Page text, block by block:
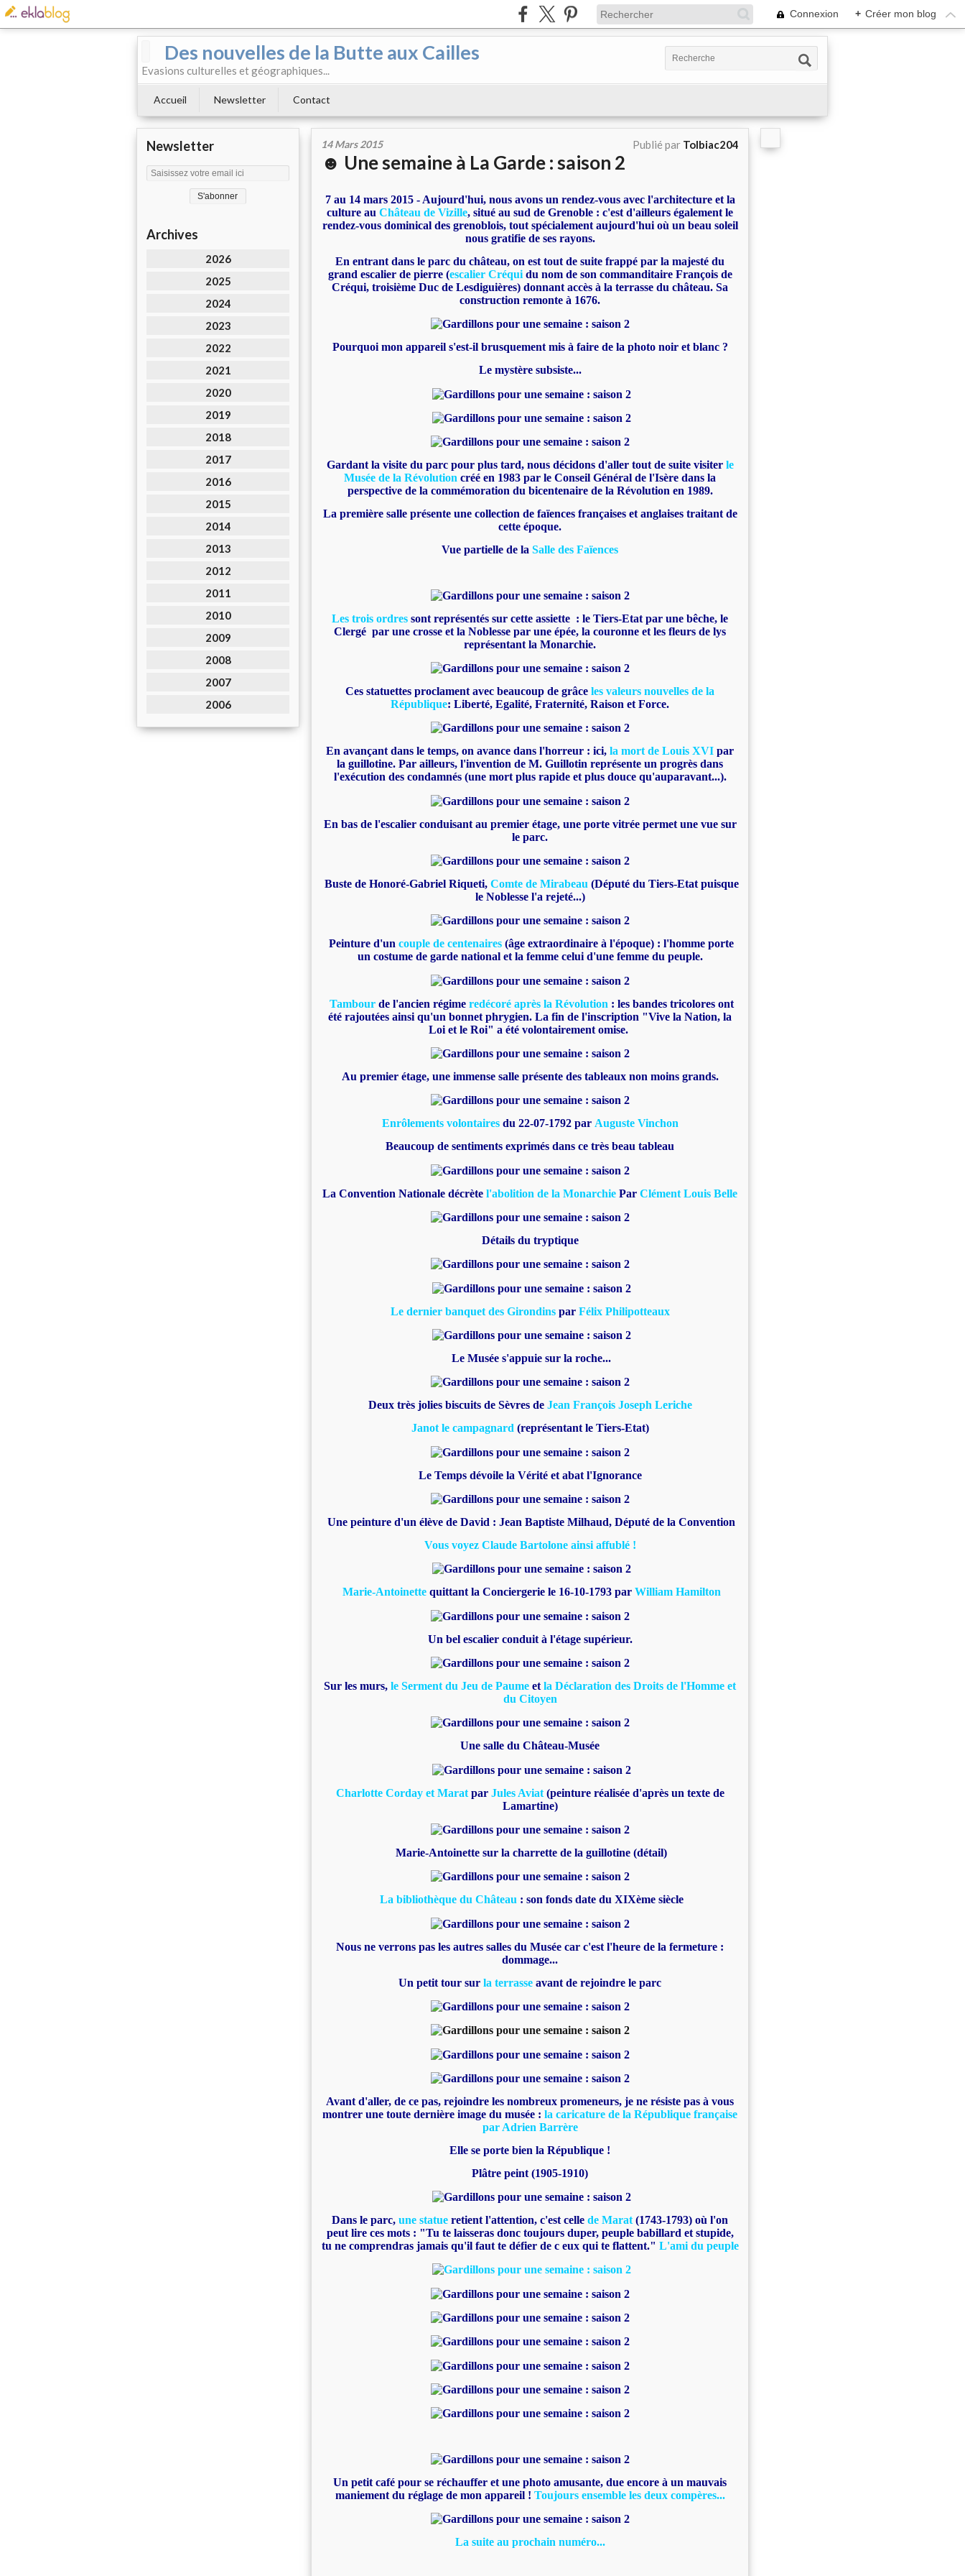
Connexion + Créer mon blog
Des nouvelles de la Butte aux Cailles
Evasions culturelles et géographiques...
Accueil Newsletter Contact
Newsletter
Archives
2026
2025
2024
2023
2022
2021
2020
2019
2018
2017
2016
2015
2014
2013
2012
2011
2010
2009
2008
2007
2006
14 Mars 2015 Publié par Tolbiac204
☻ Une semaine à La Garde : saison 2
7 au 14 mars 2015 - Aujourd'hui, nous avons un rendez-vous avec l'architecture et la
culture au Château de Vizille, situé au sud de Grenoble : c'est d'ailleurs également le
rendez-vous dominical des grenoblois, tout spécialement aujourd'hui où un beau soleil
nous gratifie de ses rayons.
En entrant dans le parc du château, on est tout de suite frappé par la majesté du
grand escalier de pierre (escalier Créquidu nom de son commanditaire François de
Créqui, troisième Duc de Lesdiguières) donnant accès à la terrasse du château. Sa
construction remonte à 1676.
Pourquoi mon appareil s'est-il brusquement mis à faire de la photo noir et blanc ?
Le mystère subsiste...
Gardant la visite du parc pour plus tard, nous décidons d'aller tout de suite visiter le
Musée de la Révolution créé en 1983 par le Conseil Général de l'Isère dans la
perspective de la commémoration du bicentenaire de la Révolution en 1989.
La première salle présente une collection de faïences françaises et anglaises traitant de
cette époque.
Vue partielle de la Salle des Faïences
Les trois ordres sont représentés sur cette assiette : le Tiers-Etat par une bêche, le
Clergé par une crosse et la Noblesse par une épée, la couronne et les fleurs de lys
représentant la Monarchie.
Ces statuettes proclament avec beaucoup de grâce les valeurs nouvelles de la
République: Liberté, Egalité, Fraternité, Raison et Force.
En avançant dans le temps, on avance dans l'horreur : ici, la mort de Louis XVI par
la guillotine. Par ailleurs, l'invention de M. Guillotin représente un progrès dans
l'exécution des condamnés (une mort plus rapide et plus douce qu'auparavant...).
En bas de l'escalier conduisant au premier étage, une porte vitrée permet une vue sur
le parc.
Buste de Honoré-Gabriel Riqueti, Comte de Mirabeau (Député du Tiers-Etat puisque
le Noblesse l'a rejeté...)
Peinture d'un couple de centenaires (âge extraordinaire à l'époque) : l'homme porte
un costume de garde national et la femme celui d'une femme du peuple.
Tambourde l'ancien régime redécoré après la Révolution : les bandes tricolores ont
été rajoutées ainsi qu'un bonnet phrygien. La fin de l'inscription "Vive la Nation, la
Loi et le Roi" a été volontairement omise.
Au premier étage, une immense salle présente des tableaux non moins grands.
Enrôlements volontairesdu 22-07-1792 par Auguste Vinchon
Beaucoup de sentiments exprimés dans ce très beau tableau
La Convention Nationale décrète l'abolition de la Monarchie Par Clément Louis Belle
Détails du tryptique
Le dernier banquet des Girondinspar Félix Philipotteaux
Le Musée s'appuie sur la roche...
Deux très jolies biscuits de Sèvres de Jean François Joseph Leriche
Janot le campagnard (représentant le Tiers-Etat)
Le Temps dévoile la Vérité et abat l'Ignorance
Une peinture d'un élève de David : Jean Baptiste Milhaud, Député de la Convention
Vous voyez Claude Bartolone ainsi affublé !
Marie-Antoinettequittant la Conciergerie le 16-10-1793 par William Hamilton
Un bel escalier conduit à l'étage supérieur.
Sur les murs, le Serment du Jeu de Paume et la Déclaration des Droits de l'Homme et
du Citoyen
Une salle du Château-Musée
Charlotte Corday et Maratpar Jules Aviat(peinture réalisée d'après un texte de
Lamartine)
Marie-Antoinette sur la charrette de la guillotine (détail)
La bibliothèque du Château : son fonds date du XIXème siècle
Nous ne verrons pas les autres salles du Musée car c'est l'heure de la fermeture :
dommage...
Un petit tour sur la terrasse avant de rejoindre le parc
Avant d'aller, de ce pas, rejoindre les nombreux promeneurs, je ne résiste pas à vous
montrer une toute dernière image du musée : la caricature de la République française
par Adrien Barrère
Elle se porte bien la République !
Plâtre peint (1905-1910)
Dans le parc, une statue retient l'attention, c'est celle de Marat (1743-1793) où l'on
peut lire ces mots : "Tu te laisseras donc toujours duper, peuple babillard et stupide,
tu ne comprendras jamais qu'il faut te défier de c eux qui te flattent." L'ami du peuple
Un petit café pour se réchauffer et une photo amusante, due encore à un mauvais
maniement du réglage de mon appareil ! Toujours ensemble les deux compères...
La suite au prochain numéro...